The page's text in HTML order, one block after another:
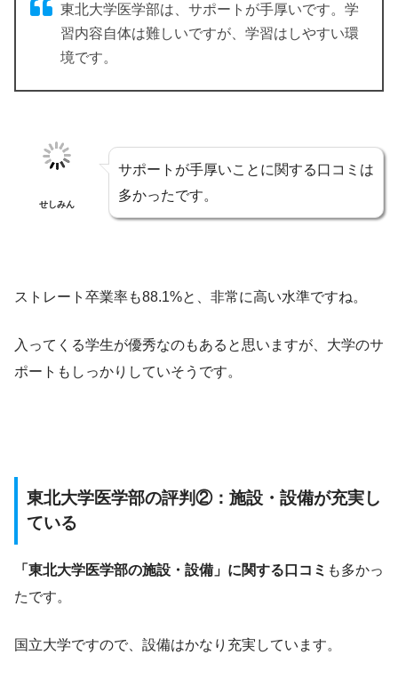
東北大学医学部は、サポートが手厚いです。学
習内容自体は難しいですが、学習はしやすい環
境です。
せしみん
サポートが手厚いことに関する口コミは
多かったです。
ストレート卒業率も88.1%と、非常に高い水準ですね。
入ってくる学生が優秀なのもあると思いますが、大学のサ
ポートもしっかりしていそうです。
東北大学医学部の評判②：施設・設備が充実し
ている
「東北大学医学部の施設・設備」に関する口コミ も多かっ
たです。
国立大学ですので、設備はかなり充実しています。